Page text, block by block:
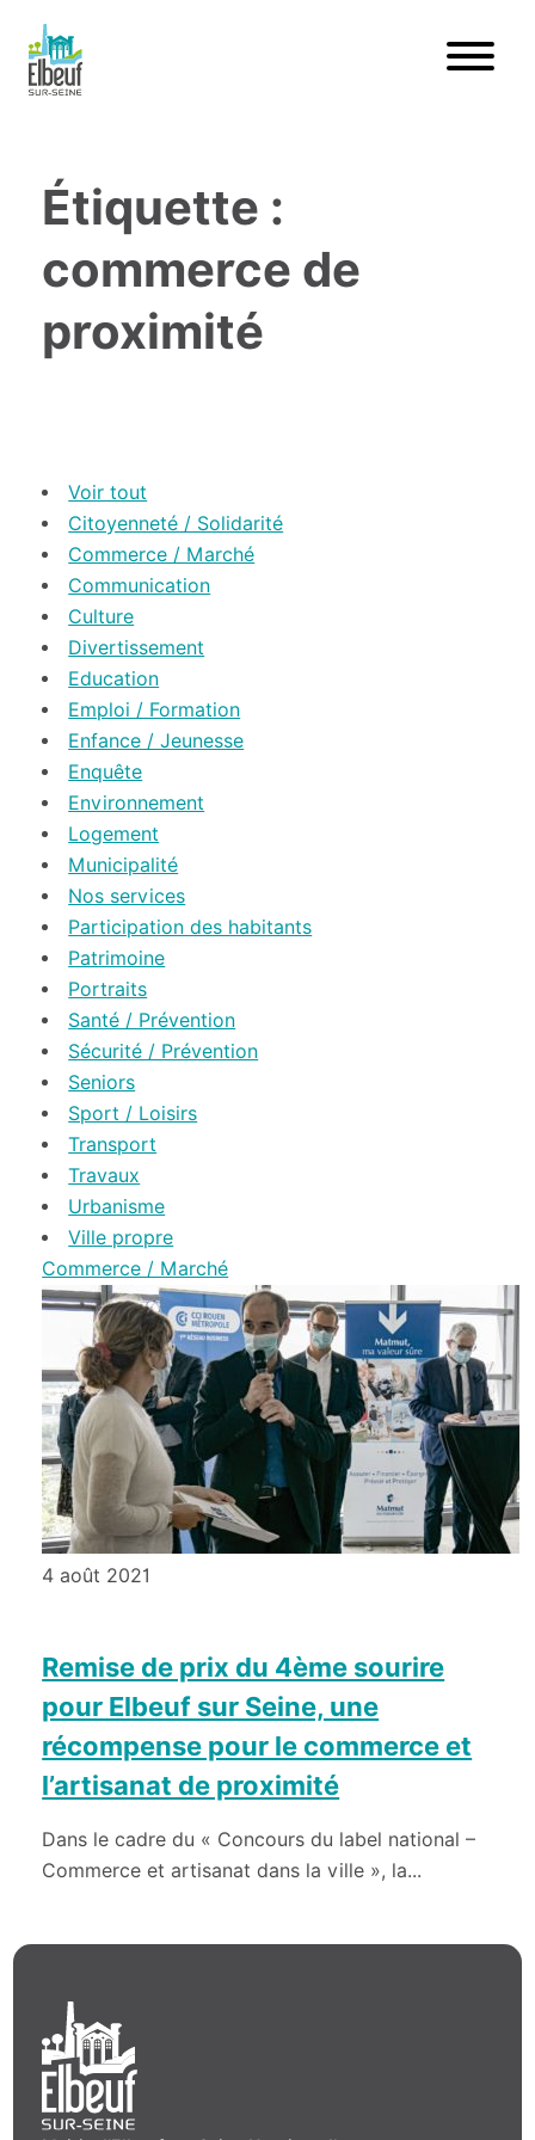
Étiquette :
commerce de
proximité
Voir tout
Citoyenneté / Solidarité
Commerce / Marché
Communication
Culture
Divertissement
Education
Emploi / Formation
Enfance / Jeunesse
Enquête
Environnement
Logement
Municipalité
Nos services
Participation des habitants
Patrimoine
Portraits
Santé / Prévention
Sécurité / Prévention
Seniors
Sport / Loisirs
Transport
Travaux
Urbanisme
Ville propre
Commerce / Marché
4 août 2021
Remise de prix du 4ème sourire
pour Elbeuf sur Seine, une
récompense pour le commerce et
l’artisanat de proximité
Dans le cadre du « Concours du label national –
Commerce et artisanat dans la ville », la...